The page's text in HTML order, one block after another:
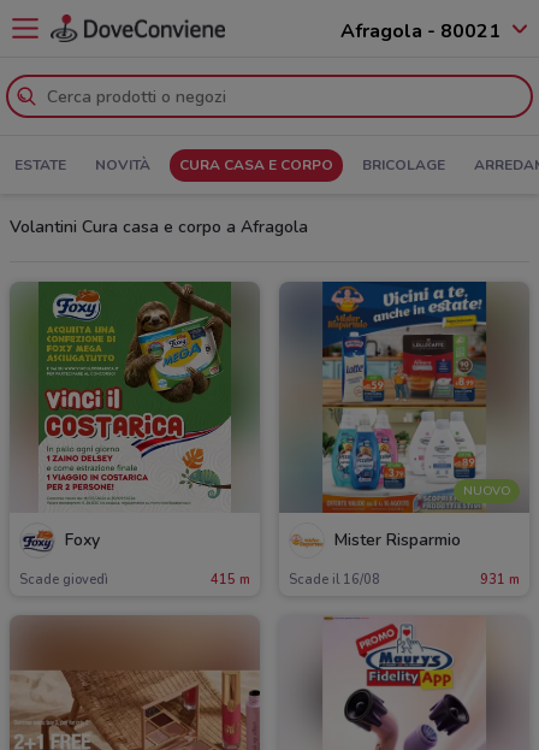
Afragola - 80021
ESTATE NOVITÀ CURA CASA E CORPO BRICOLAGE
Volantini Cura casa e corpo a Afragola
Foxy
Scade giovedì 415 m
NUOVO
Mister Risparmio
Scade il 16/08 931 m